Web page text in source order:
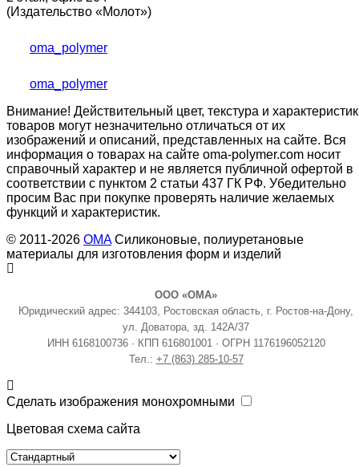
(Издательство «Молот»)
oma_polymer
oma_polymer
Внимание! Действительный цвет, текстура и
товаров могут незначительно отличаться от их
изображений и описаний, представленных на сайте. Вся
информация о товарах на сайте oma-polymer.com носит
справочный характер и не является публичной офертой в
соответствии с пунктом 2 статьи 437 ГК РФ. Убедительно
просим Вас при покупке проверять наличие желаемых
функций и характеристик.
© 2011-2026 OMAСиликоновые, полиуретановые
материалы для изготовления форм и изделий
ООО «ОМА»
Юридический адрес: 344103, Ростовская область, г. Ростов-на-Дону,
ул. Доватора, зд. 142А/37
ИНН 6168100736 · КПП 616801001 · ОГРН 1176196052120
Тел.: +7 (863) 285-10-57
Сделать изображения монохромными
Цветовая схема сайта